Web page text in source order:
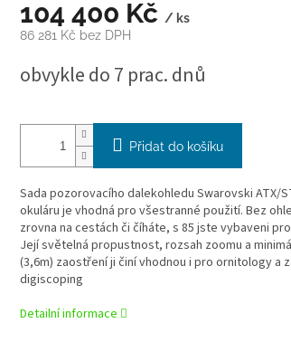
104 400 Kč / ks
86 281 Kč bez DPH
cena:
obvykle do 7 prac. dnů
Přidat do košíku
Sada pozorovacího dalekohledu Swarovski ATX/
okuláru je vhodná pro všestranné použití. Bez
zrovna na cestách či číháte, s 85 jste vybaveni
Její světelná propustnost, rozsah zoomu a
(3,6m) zaostření ji činí vhodnou i pro ornitology a
digiscoping
Detailní informace